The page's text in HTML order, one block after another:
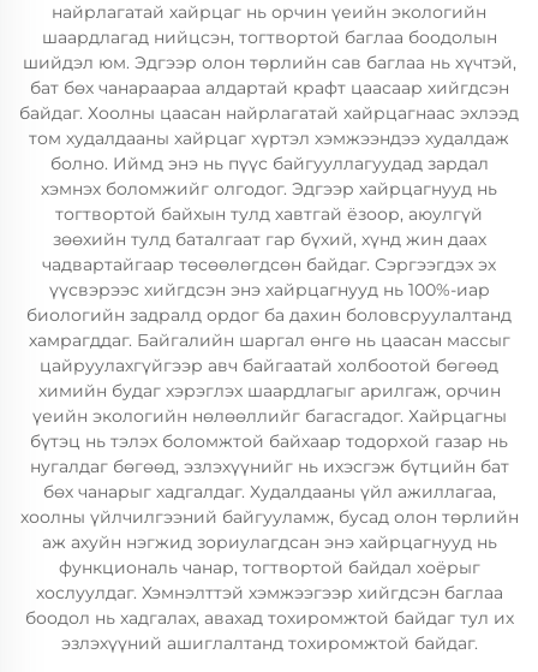
найрлагатай хайрцаг нь орчин үеийн экологийн
шаардлагад нийцсэн, тогтвортой баглаа боодолын
шийдэл юм. Эдгээр олон төрлийн сав баглаа нь хүчтэй,
бат бөх чанараараа алдартай крафт цаасаар хийгдсэн
байдаг. Хоолны цаасан найрлагатай хайрцагнаас эхлээд
том худалдааны хайрцаг хүртэл хэмжээндээ худалдаж
болно. Иймд энэ нь пүүс байгууллагуудад зардал
хэмнэх боломжийг олгодог. Эдгээр хайрцагнууд нь
тогтвортой байхын тулд хавтгай ёзоор, аюулгүй
зөөхийн тулд баталгаат гар бүхий, хүнд жин даах
чадвартайгаар төсөөлөгдсөн байдаг. Сэргээгдэх эх
үүсвэрээс хийгдсэн энэ хайрцагнууд нь 100%-иар
биологийн задралд ордог ба дахин боловсруулалтанд
хамрагддаг. Байгалийн шаргал өнгө нь цаасан массыг
цайруулахгүйгээр авч байгаатай холбоотой бөгөөд
химийн будаг хэрэглэх шаардлагыг арилгаж, орчин
үеийн экологийн нөлөөллийг багасгадог. Хайрцагны
бүтэц нь тэлэх боломжтой байхаар тодорхой газар нь
нугалдаг бөгөөд, эзлэхүүнийг нь ихэсгэж бүтцийн бат
бөх чанарыг хадгалдаг. Худалдааны үйл ажиллагаа,
хоолны үйлчилгээний байгууламж, бусад олон төрлийн
аж ахуйн нэгжид зориулагдсан энэ хайрцагнууд нь
функциональ чанар, тогтвортой байдал хоёрыг
хослуулдаг. Хэмнэлттэй хэмжээгээр хийгдсэн баглаа
боодол нь хадгалах, авахад тохиромжтой байдаг тул их
эзлэхүүний ашиглалтанд тохиромжтой байдаг.